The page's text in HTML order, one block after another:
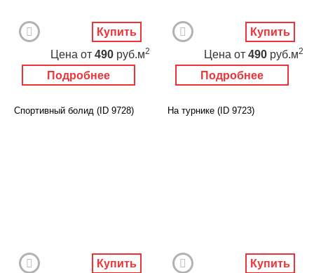
Подробнее
Цена от 490 руб.м2
Купить
Подробнее
Цена от 490 руб.м2
Купить
Спортивный болид (ID 9728)
Купить
На турнике (ID 9723)
Купить